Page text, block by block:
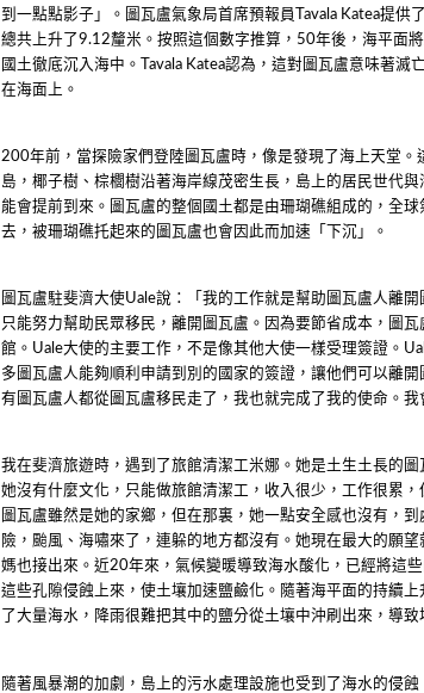
到一點點影子」。圖瓦盧氣象局首席預報員
Tavala Katea提供
總共上升了9.12釐米。按照這個數字推算， 50年後，海平面
國土徹底沉入海中。
Tavala Katea認為，這對圖瓦盧意味著滅
在海面上。
200年前，當探險家們登陸圖瓦盧時，像是發現了海上天堂
島，椰子樹、棕櫚樹沿著海岸線茂密生長，島上的居民世代
能會提前到來。圖瓦盧的整個國土都是由珊瑚礁組成的，全
去，被珊瑚礁托起來的圖瓦盧也會因此而加速「下沉」。
圖瓦盧駐斐濟大使Uale說：「我的工作就是幫助圖瓦盧人離
只能努力幫助民眾移民，離開圖瓦盧。因為要節省成本，圖
館。 Uale大使的主要工作，不是像其他大使一樣受理簽證。
多圖瓦盧人能夠順利申請到別的國家的簽證，讓他們可以離
有圖瓦盧人都從圖瓦盧移民走了，我也就完成了我的使命。我
我在斐濟旅遊時，遇到了旅館清潔工米娜。她是土生土長的
她沒有什麼文化，只能做旅館清潔工，收入很少，工作很累
圖瓦盧雖然是她的家鄉，但在那裏，她一點安全感也沒有，
險，颱風、海嘯來了，連躲的地方都沒有。她現在最大的願
媽也接出來。近20年來，氣候變暖導致海水酸化，已經將這
這些孔隙侵蝕上來，使土壤加速鹽鹼化。隨著海平面的持續
了大量海水，降雨很難把其中的鹽分從土壤中沖刷出來，導
隨著風暴潮的加劇，島上的污水處理設施也受到了海水的侵